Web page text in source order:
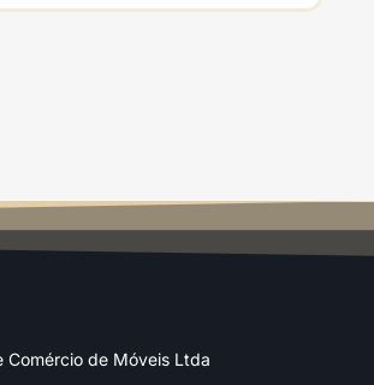
Comércio de Móveis Ltda